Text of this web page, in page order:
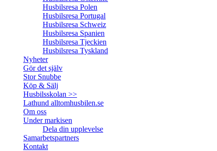
Husbilsresa Polen
Husbilsresa Portugal
Husbilsresa Schweiz
Husbilsresa Spanien
Husbilsresa Tjeckien
Husbilsresa Tyskland
Nyheter
Gör det själv
Stor Snubbe
Köp & Sälj
Husbilsskolan >>
Lathund alltomhusbilen.se
Om oss
Under markisen
Dela din upplevelse
Samarbetspartners
Kontakt